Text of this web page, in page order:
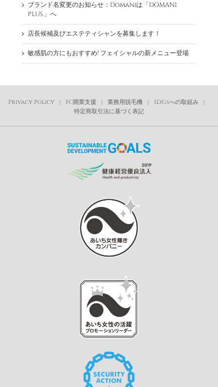
ブランド名変更のお知らせ：Domaniは「DOMANI
PLUS.」へ
店長候補及びエステティシャンを募集します！
敏感肌の方にもおすすめ! フェイシャルの新メニュー登場
Privacy Policy FC開業支援 業務用脱毛機
SDGsへの取組み
特定商取引法に基づく表記